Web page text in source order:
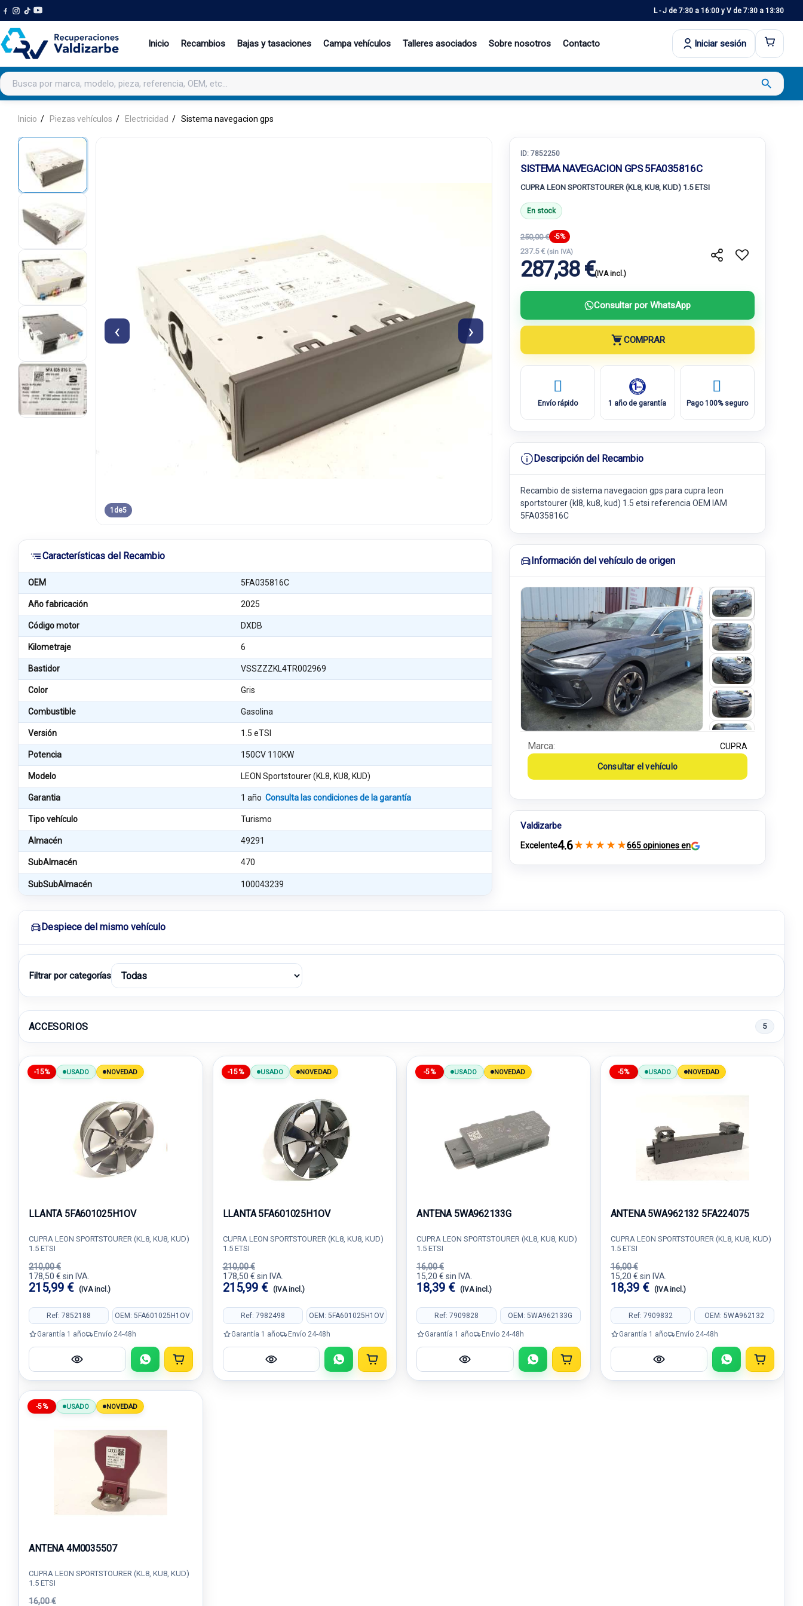
L - J de 7:30 a 16:00 y V de 7:30 a 13:30
Inicio Recambios Bajas y tasaciones Campa vehículos Talleres asociados Sobre nosotros Contacto Iniciar sesión
Buscar productos search
Inicio Piezas vehículos Electricidad Sistema navegacion gps
‹ ›
1 de5
Características del Recambio
OEM 5FA035816C
Año fabricación 2025
Código motor DXDB
Kilometraje 6
Bastidor VSSZZZKL4TR002969
Color Gris
Combustible Gasolina
Versión 1.5 eTSI
Potencia 150CV 110KW
Modelo LEON Sportstourer (KL8, KU8, KUD)
Garantia 1 añoConsulta las condiciones de la garantía
Tipo vehículo Turismo
Almacén 49291
SubAlmacén 470
SubSubAlmacén 100043239
ID: 7852250
SISTEMA NAVEGACION GPS 5FA035816C
CUPRA LEON SPORTSTOURER (KL8, KU8, KUD) 1.5 ETSI
En stock
250,00 € -5%
237.5 € (sin IVA)
287,38 €(IVA incl.)
Consultar por WhatsApp
COMPRAR
Envío rápido 1 año de garantía Pago 100% seguro
Descripción del Recambio
Recambio de sistema navegacion gps para cupra leon
sportstourer (kl8, ku8, kud) 1.5 etsi referencia OEM IAM
5FA035816C
Información del vehículo de origen
Marca: CUPRA
Consultar el vehículo
Valdizarbe
Excelente4.6★ ★ ★ ★ ★665 opiniones en
Despiece del mismo vehículo
Filtrar por categorías
ACCESORIOS 5
-15% USADO NOVEDAD
LLANTA 5FA601025H1OV
CUPRA LEON SPORTSTOURER (KL8, KU8, KUD)
1.5 ETSI
210,00 €
178,50 € sin IVA.
215,99 € (IVA incl.)
Ref: 7852188 OEM: 5FA601025H1OV
Garantía 1 año Envío 24-48h
-15% USADO NOVEDAD
LLANTA 5FA601025H1OV
CUPRA LEON SPORTSTOURER (KL8, KU8, KUD)
1.5 ETSI
210,00 €
178,50 € sin IVA.
215,99 € (IVA incl.)
Ref: 7982498 OEM: 5FA601025H1OV
Garantía 1 año Envío 24-48h
-5% USADO NOVEDAD
ANTENA 5WA962133G
CUPRA LEON SPORTSTOURER (KL8, KU8, KUD)
1.5 ETSI
16,00 €
15,20 € sin IVA.
18,39 € (IVA incl.)
Ref: 7909828 OEM: 5WA962133G
Garantía 1 año Envío 24-48h
-5% USADO NOVEDAD
ANTENA 5WA962132 5FA224075
CUPRA LEON SPORTSTOURER (KL8, KU8, KUD)
1.5 ETSI
16,00 €
15,20 € sin IVA.
18,39 € (IVA incl.)
Ref: 7909832 OEM: 5WA962132
Garantía 1 año Envío 24-48h
-5% USADO NOVEDAD
ANTENA 4M0035507
CUPRA LEON SPORTSTOURER (KL8, KU8, KUD)
1.5 ETSI
16,00 €